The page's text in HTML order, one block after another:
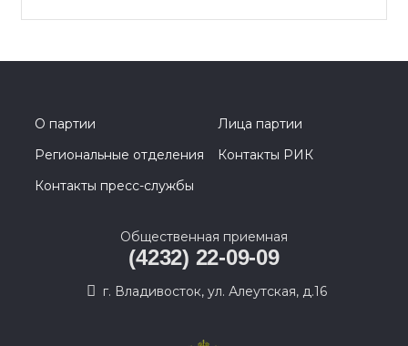
О партии
Лица партии
Региональные отделения
Контакты РИК
Контакты пресс-службы
Общественная приемная
(4232) 22-09-09
г. Владивосток, ул. Алеутская, д.16